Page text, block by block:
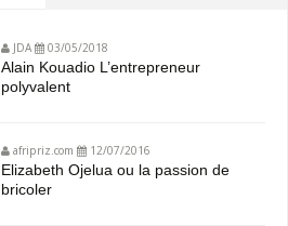
JDA 03/05/2018
Alain Kouadio L’entrepreneur
polyvalent
afripriz.com 12/07/2016
Elizabeth Ojelua ou la passion de
bricoler